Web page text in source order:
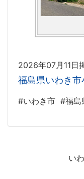
2026年07月11日
福島県いわき
#いわき市 #福島
い